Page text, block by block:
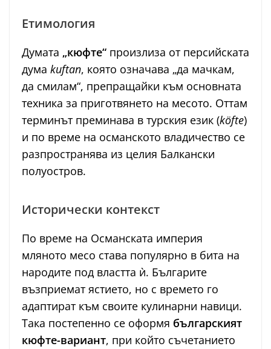
Етимология
Думата „кюфте“ произлиза от персийската
дума kuftan, която означава „да мачкам,
да смилам“, препращайки към основната
техника за приготвянето на месото. Оттам
терминът преминава в турския език (köfte)
и по време на османското владичество се
разпространява из целия Балкански
полуостров.
Исторически контекст
По време на Османската империя
мляното месо става популярно в бита на
народите под властта ѝ. Българите
възприемат ястието, но с времето го
адаптират към своите кулинарни навици.
Така постепенно се оформя българският
кюфте-вариант, при който съчетанието